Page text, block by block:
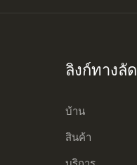
ลิงก์ทางลัด
บ้าน
สินค้า